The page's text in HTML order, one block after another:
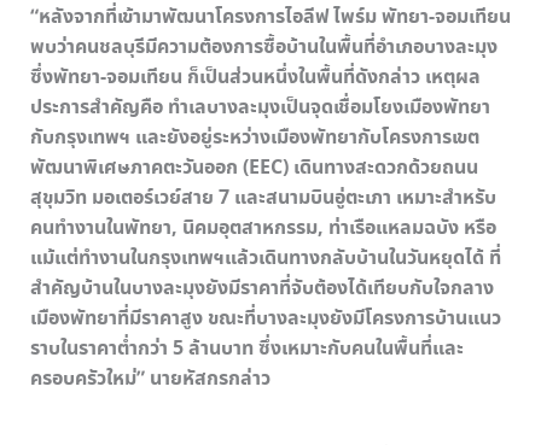
“หลังจากที่เข้ามาพัฒนาโครงการไอลีฟ ไพร์ม พัทยา-จอมเทียน
พบว่าคนชลบุรีมีความต้องการซื้อบ้านในพื้นที่อำเภอบางละมุง
ซึ่งพัทยา-จอมเทียน ก็เป็นส่วนหนึ่งในพื้นที่ดังกล่าว เหตุผล
ประการสำคัญคือ ทำเลบางละมุงเป็นจุดเชื่อมโยงเมืองพัทยา
กับกรุงเทพฯ และยังอยู่ระหว่างเมืองพัทยากับโครงการเขต
พัฒนาพิเศษภาคตะวันออก (EEC) เดินทางสะดวกด้วยถนน
สุขุมวิท มอเตอร์เวย์สาย 7 และสนามบินอู่ตะเภา เหมาะสำหรับ
คนทำงานในพัทยา, นิคมอุตสาหกรรม, ท่าเรือแหลมฉบัง หรือ
แม้แต่ทำงานในกรุงเทพฯแล้วเดินทางกลับบ้านในวันหยุดได้ ที่
สำคัญบ้านในบางละมุงยังมีราคาที่จับต้องได้เทียบกับใจกลาง
เมืองพัทยาที่มีราคาสูง ขณะที่บางละมุงยังมีโครงการบ้านแนว
ราบในราคาต่ำกว่า 5 ล้านบาท ซึ่งเหมาะกับคนในพื้นที่และ
ครอบครัวใหม่” นายหัสกรกล่าว